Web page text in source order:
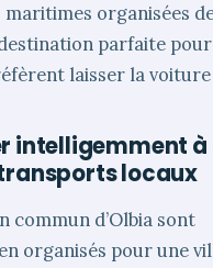
maritimes organisées
parfaite
laisser la voiture
intelligemment à
locaux
commun d’Olbia sont
organisés pour une